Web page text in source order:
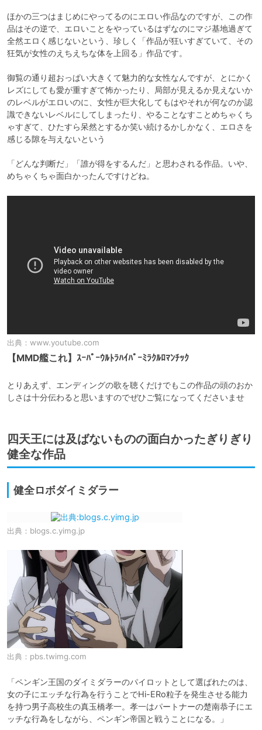
ほかの三つはまじめにやってるのにエロい作品なのですが、この作
品はその逆で、エロいことをやっているはずなのにマジ基地過ぎて
全然エロく感じないという、珍しく「作品が狂いすぎていて、その
狂気が女性のえちえちな体を上回る」作品です。
御覧の通り超おっぱい大きくて魅力的な女性なんですが、とにかく
レズにしても愛が重すぎて怖かったり、局部が見えるか見えないか
のレベルがエロいのに、女性が巨大化してもはやそれが何なのか認
識できないレベルにしてしまったり、やることなすことめちゃくち
ゃすぎて、ひたすら呆然とするか笑い続けるかしかなく、エロさを
感じる隙を与えないという
「どんな判断だ」「誰が得をするんだ」と思わされる作品。いや、
めちゃくちゃ面白かったんですけどね。
出典： www.youtube.com
【MMD艦これ】ｽｰﾊﾟｰｳﾙﾄﾗﾊｲﾊﾟｰﾐﾗｸﾙﾛﾏﾝﾁｯｸ
とりあえず、エンディングの歌を聴くだけでもこの作品の頭のおか
しさは十分伝わると思いますのでぜひご覧になってくださいませ
四天王には及ばないものの面白かったぎりぎり
健全な作品
健全ロボダイミダラー
出典： blogs.c.yimg.jp
出典： pbs.twimg.com
「ペンギン王国のダイミダラーのパイロットとして選ばれたのは、
女の子にエッチな行為を行うことでHi-ERo粒子を発生させる能力
を持つ男子高校生の真玉橋孝一。孝一はパートナーの楚南恭子にエ
ッチな行為をしながら、ペンギン帝国と戦うことになる。」